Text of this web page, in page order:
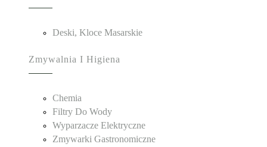
Deski, Kloce Masarskie
Zmywalnia I Higiena
Chemia
Filtry Do Wody
Wyparzacze Elektryczne
Zmywarki Gastronomiczne